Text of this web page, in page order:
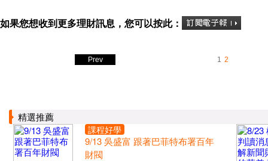
如果您想收到更多理財訊息，您可以按此：
Prev 1 2
精選推薦
課程好學
9/13 吳盛富 跟著巴菲特布署百年
財閥